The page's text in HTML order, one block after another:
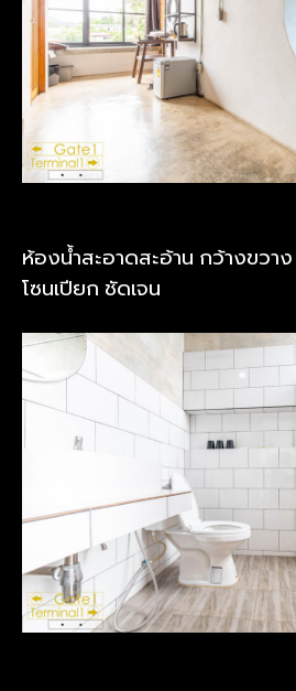
ห้องน้ำสะอาดสะอ้าน กว้างขวา
โซนเปียก ชัดเจน